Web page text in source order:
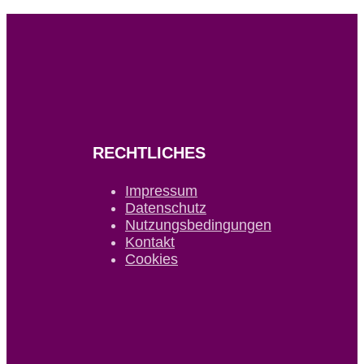
RECHTLICHES
Impressum
Datenschutz
Nutzungsbedingungen
Kontakt
Cookies